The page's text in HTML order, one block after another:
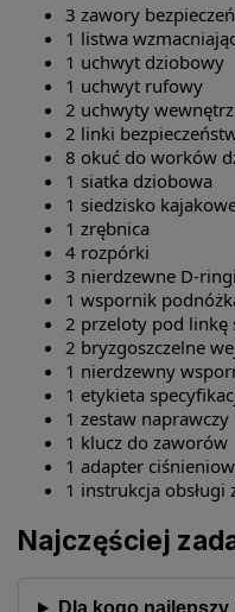
3 zawory
1 listwa
1 uchwyt dziobowy
1 uchwyt rufowy
2 uchwyty
2 linki
8 okuć do worków
1 siatka dziobowa
1 siedzisko
1 zrębnica
4 rozpórki
3 nierdzewne D-ringi
1 wspornik
2 przeloty pod linkę
2 bryzgoszczelne
1 nierdzewny
1 etykieta
1 zestaw naprawczy
1 klucz do zaworów
1 adapter
1 instrukcja obsługi
Najczęściej